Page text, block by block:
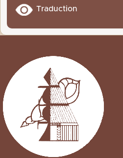
Traduction